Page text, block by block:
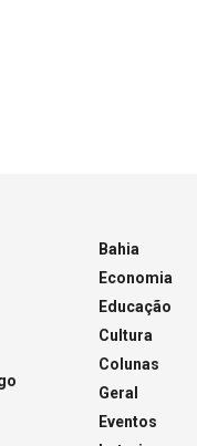
Bahia
Economia
Educação
Cultura
Colunas
Geral
Eventos